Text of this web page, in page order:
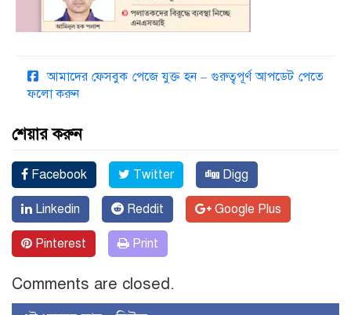
আমাদের ফেসবুক পেজে যুক্ত হন – গুরুত্বপূর্ণ আপডেট পেতে
ফলো করুন
শেয়ার করুন
Facebook Twitter Digg
Linkedin Reddit Google Plus
Pinterest Print
Comments are closed.